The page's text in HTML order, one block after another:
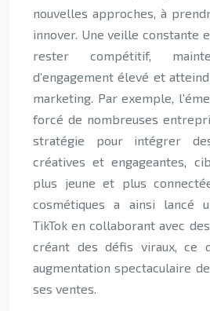
nouvelles approches, à
innover. Une veille constante
rester compétitif,
d’engagement élevé et
marketing. Par exemple,
forcé de nombreuses
stratégie pour intégrer
créatives et engageantes,
plus jeune et plus
cosmétiques a ainsi lancé
TikTok en collaborant avec
créant des défis viraux, ce
augmentation spectaculaire
ses ventes.